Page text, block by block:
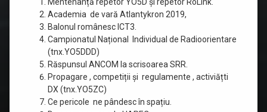
Academia de vară Atlantykron 2019,
Balonul românesc ICT3.
Campionatul Național Individual de Radioorientare
(tnx.YO5DDD)
Răspunsul ANCOM la scrisoarea SRR.
Propagare , competiții și regulamente , activiățti
DX (tnx.YO5ZC)
Ce pericole ne pândesc în spațiu.